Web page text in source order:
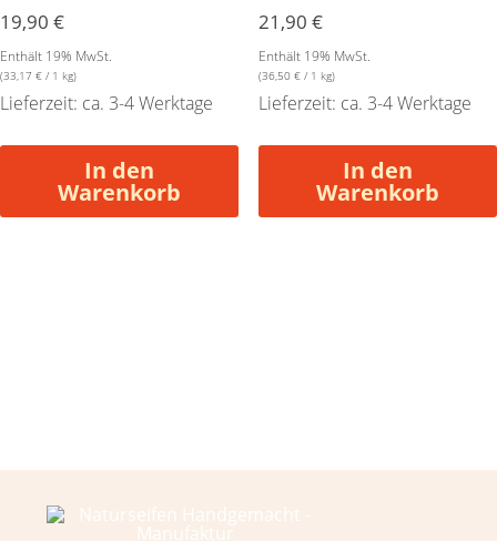
19,90 €
Enthält 19% MwSt.
(33,17 € / 1 kg)
Lieferzeit: ca. 3-4 Werktage
In den
Warenkorb
21,90 €
Enthält 19% MwSt.
(36,50 €/ 1 kg)
Lieferzeit: ca. 3-4 Werktage
In den
Warenkorb